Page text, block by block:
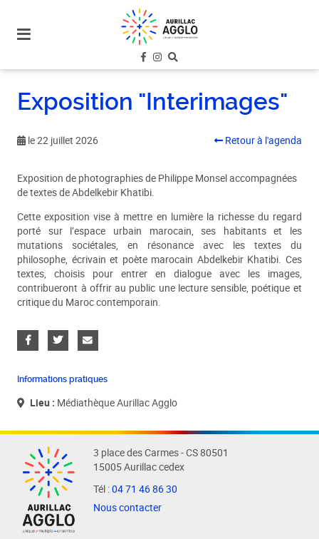
site
menu
contenu
Exposition "Interimages"
le 22 juillet 2026 Retour à l'agenda
Exposition de photographies de Philippe Monsel accompagnées
de textes de Abdelkebir Khatibi.
Cette exposition vise à mettre en lumière la richesse du regard
porté sur l’espace urbain marocain, ses habitants et les
mutations sociétales, en résonance avec les textes du
philosophe, écrivain et poète marocain Abdelkebir Khatibi. Ces
textes, choisis pour entrer en dialogue avec les images,
contribueront à offrir au public une lecture sensible, poétique et
critique du Maroc contemporain.
Informations pratiques
Lieu : Médiathèque Aurillac Agglo
3 place des Carmes - CS 80501
15005 Aurillac cedex
Tél :04 71 46 86 30
Nous contacter